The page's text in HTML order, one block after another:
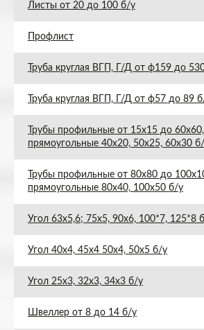
Листы от 20 до 100 б/у
Профлист
Труба круглая ВГП, Г/Д от ф159 до
Труба круглая ВГП, Г/Д от ф57 до 89
Трубы профильные от 15х15 до 60х60,
прямоугольные 40х20, 50х25, 60х30
Трубы профильные от 80х80 до
прямоугольные 80х40, 100х50 б/у
Угол 63х5,6; 75х5, 90х6, 100*7, 125*8
Угол 40х4, 45х4 50х4, 50х5 б/у
Угол 25х3, 32х3, 34х3 б/у
Швеллер от 8 до 14 б/у